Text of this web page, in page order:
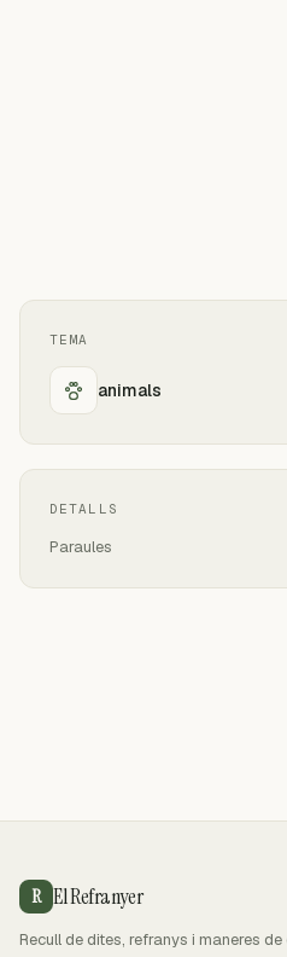
TEMA
animals
DETALLS
Paraules
R El Refranyer
Recull de dites, refranys i maneres